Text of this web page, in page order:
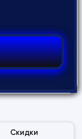
Скидки